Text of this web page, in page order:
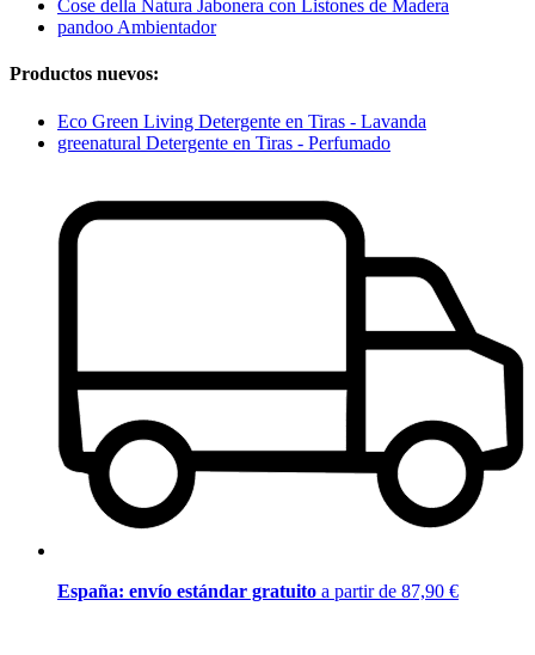
Cose della Natura Jabonera con Listones de Madera
pandoo Ambientador
Productos nuevos:
Eco Green Living Detergente en Tiras - Lavanda
greenatural Detergente en Tiras - Perfumado
España: envío estándar gratuito a partir de 87,90 €